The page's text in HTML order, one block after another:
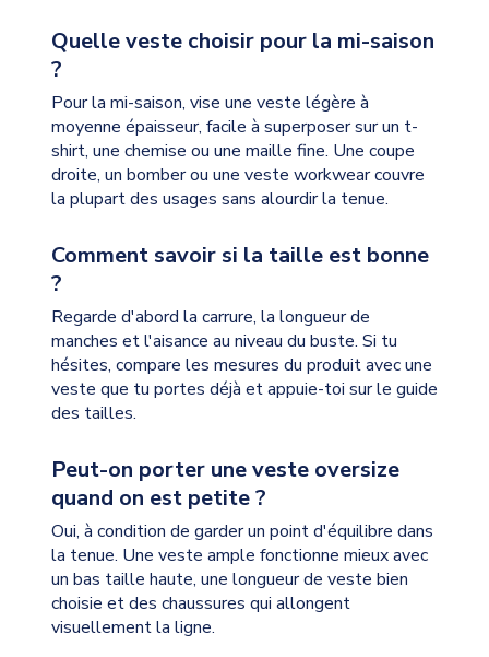
Quelle veste choisir pour la mi-saison
?
Pour la mi-saison, vise une veste légère à
moyenne épaisseur, facile à superposer sur un t-
shirt, une chemise ou une maille fine. Une coupe
droite, un bomber ou une veste workwear couvre
la plupart des usages sans alourdir la tenue.
Comment savoir si la taille est bonne
?
Regarde d'abord la carrure, la longueur de
manches et l'aisance au niveau du buste. Si tu
hésites, compare les mesures du produit avec une
veste que tu portes déjà et appuie-toi sur le guide
des tailles.
Peut-on porter une veste oversize
quand on est petite ?
Oui, à condition de garder un point d'équilibre dans
la tenue. Une veste ample fonctionne mieux avec
un bas taille haute, une longueur de veste bien
choisie et des chaussures qui allongent
visuellement la ligne.